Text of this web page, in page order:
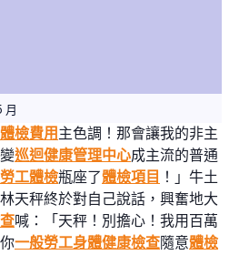
月
體檢費用 主色調！那會讓我的非主
巡迴健康管理中心成主流的普通
工體檢瓶座了體檢項目 ！」牛土
天秤終於對自己說話，興奮地大
喊：「天秤！別擔心！我用百萬
一般勞工身體健康檢查隨意體檢